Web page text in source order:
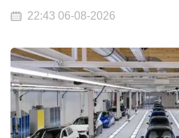
22:43 06-08-2026